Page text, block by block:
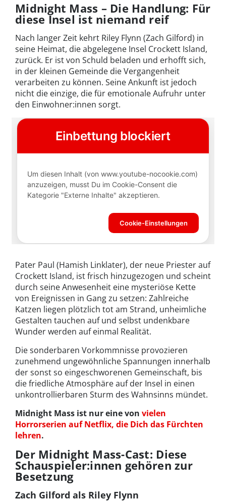
Midnight Mass – Die Handlung: Für
diese Insel ist niemand reif
Nach langer Zeit kehrt Riley Flynn (Zach Gilford) in
seine Heimat, die abgelegene Insel Crockett Island,
zurück. Er ist von Schuld beladen und erhofft sich,
in der kleinen Gemeinde die Vergangenheit
verarbeiten zu können. Seine Ankunft ist jedoch
nicht die einzige, die für emotionale Aufruhr unter
den Einwohner:innen sorgt.
Pater Paul (Hamish Linklater), der neue Priester auf
Crockett Island, ist frisch hinzugezogen und scheint
durch seine Anwesenheit eine mysteriöse Kette
von Ereignissen in Gang zu setzen: Zahlreiche
Katzen liegen plötzlich tot am Strand, unheimliche
Gestalten tauchen auf und selbst undenkbare
Wunder werden auf einmal Realität.
Die sonderbaren Vorkommnisse provozieren
zunehmend ungewöhnliche Spannungen innerhalb
der sonst so eingeschworenen Gemeinschaft, bis
die friedliche Atmosphäre auf der Insel in einen
unkontrollierbaren Sturm des Wahnsinns mündet.
Midnight Mass ist nur eine von vielen
Horrorserien auf Netflix, die Dich das Fürchten
lehren.
Der Midnight Mass-Cast: Diese
Schauspieler:innen gehören zur
Besetzung
Zach Gilford als Riley Flynn